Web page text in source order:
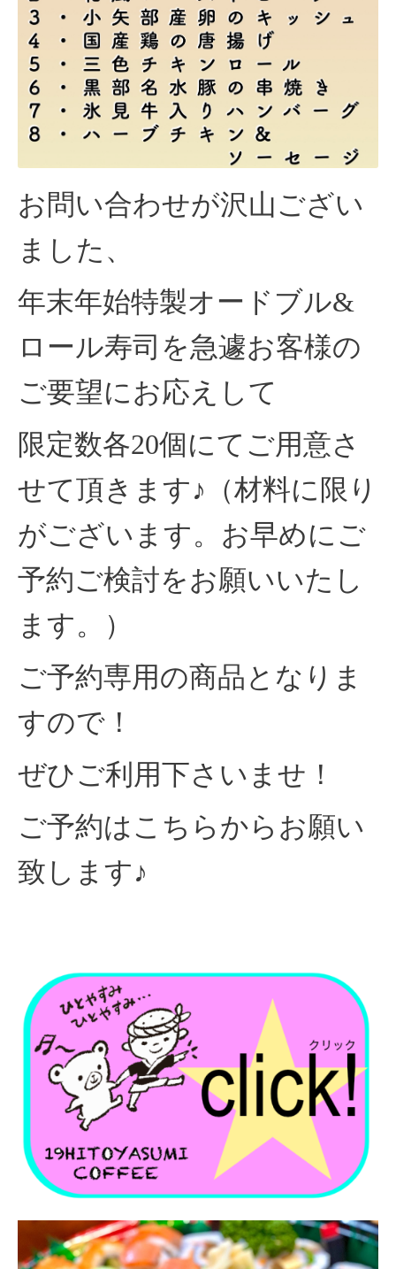
お問い合わせが沢山ござい
ました、
年末年始特製オードブル&
ロール寿司を急遽お客様の
ご要望にお応えして
限定数各20個にてご用意さ
せて頂きます♪（材料に限り
がございます。お早めにご
予約ご検討をお願いいたし
ます。）
ご予約専用の商品となりま
すので！
ぜひご利用下さいませ！
ご予約はこちらからお願い
致します♪